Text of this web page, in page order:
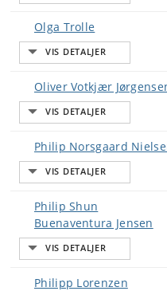
Olga Trolle
Oliver Votkjær
Philip Norsgaard
Philip Shun
Buenaventura Jensen
Philipp Lorenzen